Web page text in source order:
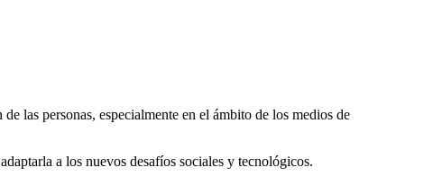
las personas, especialmente en el ámbito de los medios de
a los nuevos desafíos sociales y tecnológicos.